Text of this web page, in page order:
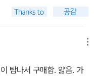
탐나서 구매함. 얇음. 가